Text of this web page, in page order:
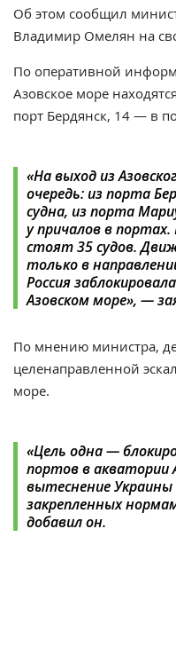
Об этом сообщил
Владимир Омелян на
По оперативной
Азовское море
порт Бердянск, 14 — в
«На выход из
очередь: из порта
судна, из порта
у причалов в
стоят 35 судов.
только в
Россия
Азовском море», —
По мнению министра,
целенаправленной
море.
«Цель одна —
портов в акватории
вытеснение
закрепленных
добавил он.